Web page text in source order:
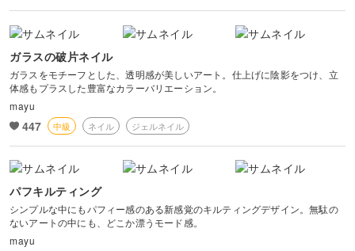
ガラスの破片ネイル
ガラスをモチーフとした、透明感が美しいアート。仕上げに陰影をつけ、立
体感もプラスした豊富なカラーバリエーション。
mayu
447 中級 ネイル ジェルネイル
パフキルティング
シンプルな中にもパフィー感のある新感覚のキルティングデザイン。無駄の
ないアートの中にも、どこか漂うモード感。
mayu